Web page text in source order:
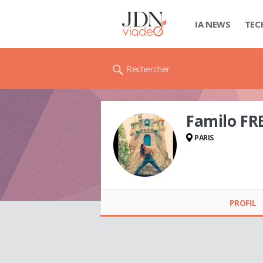
IA NEWS
Rechercher
Familo
PARIS
PROFIL